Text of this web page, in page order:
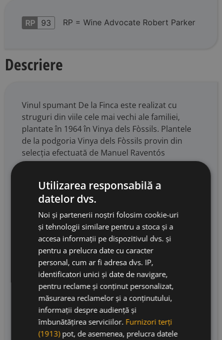
RP 93 RP = Wine Advocate Robert Parker
Descriere
Vinul spumant De la Finca este realizat cu
struguri din viile cele mai vechi ale familiei,
plantate în 1964 în Vinya dels Fòssils. Plantele
de la podgoria Vinya dels Fòssils provin din
selecția efectuată de Manuel Raventós
Domènech în 1888. Creatorul formulei de vin
soiuri de struguri autohtoni, Macabeu, Xarel·lo
și Parellada, Manuel Raventós a experimentat
inclusiv prin plantare mici parcele separate.
Situată pe cele mai înalte terase ale râului
Anoia, podgoria Vinya dels Fòssils are soluri
marine cu un conținut ridicat de fosile ce
caracterizează structura și compoziția solului
acestei vie. Carbonatii sunt componenta care
oferă principala sursa de tipicitate acestui vin
spumant, cu o expresie salină ridicata. Un
spumant cu o identitate și personalitate unice.
60% Xarel-lo, 30% Macabeu și 10% Parellada cu
prima fermentare în cuve inox la o temperatură
Utilizarea responsabilă a
datelor dvs.
Noi și partenerii noștri folosim cookie-uri
și tehnologii similare pentru a stoca și a
accesa informații pe dispozitivul dvs. și
pentru a prelucra date cu caracter
personal, cum ar fi adresa dvs. IP,
identificatori unici și date de navigare,
pentru reclame și conținut personalizat,
măsurarea reclamelor și a conținutului,
informații despre audiență și
îmbunătățirea serviciilor. Furnizori terți
(1913)pot, de asemenea, prelucra datele